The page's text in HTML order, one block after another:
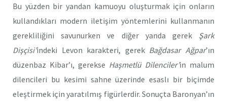
Bu yüzden bir yandan kamuoyu oluşturmak için onların
kullandıkları modern iletişim yöntemlerini kullanmanın
gerekliliğini savunurken ve diğer yanda gerek Şark
Dişçisi’indeki Levon karakteri, gerek Bağdasar Ağpar’ın
düzenbaz Kibar’ı, gerekse Haşmetlü Dilenciler’in malum
dilencileri bu kesimi sahne üzerinde esaslı bir biçimde
eleştirmek için yaratılmış figürlerdir. Sonuçta Baronyan’ın